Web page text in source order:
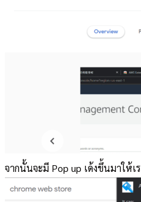
จากนั้นจะมี Pop up เด้งขึ้นมาให้เ